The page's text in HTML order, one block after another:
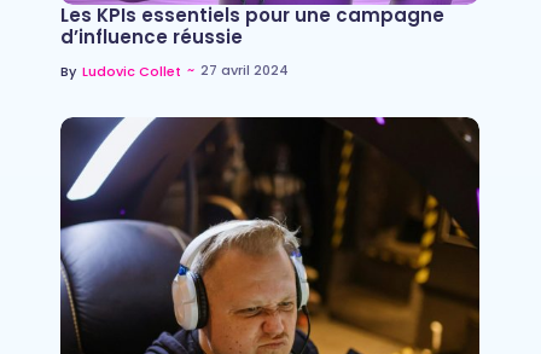
Les KPIs essentiels pour une campagne
d’influence réussie
By Ludovic Collet ~ 27 avril 2024